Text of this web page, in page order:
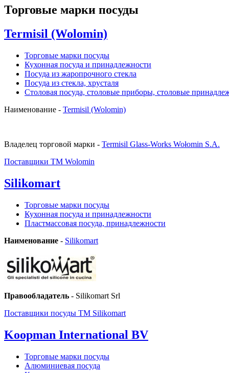
Торговые марки посуды
Termisil (Wolomin)
Торговые марки посуды
Кухонная посуда и принадлежности
Посуда из жаропрочного стекла
Посуда из стекла, хрусталя
Столовая посуда, столовые приборы, столовые
Наименование - Termisil (Wolomin)
Владелец торговой марки - Termisil Glass-Works Wołomin S.A.
Поставщики ТМ Wolomin
Silikomart
Торговые марки посуды
Кухонная посуда и принадлежности
Пластмассовая посуда, принадлежности
Наименование - Silikomart
Правообладатель - Silikomart Srl
Поставщики посуды ТМ Silikomart
Koopman International BV
Торговые марки посуды
Алюминиевая посуда